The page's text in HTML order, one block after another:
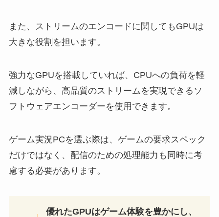
また、ストリームのエンコードに関してもGPUは
大きな役割を担います。
強力なGPUを搭載していれば、CPUへの負荷を軽
減しながら、高品質のストリームを実現できるソ
フトウェアエンコーダーを使用できます。
ゲーム実況PCを選ぶ際は、ゲームの要求スペック
だけではなく、配信のための処理能力も同時に考
慮する必要があります。
優れたGPUはゲーム体験を豊かにし、